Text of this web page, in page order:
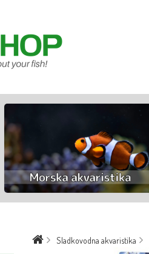
Sladkovodna akvaristika